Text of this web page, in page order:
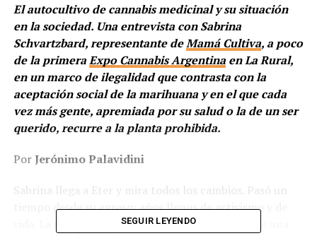
El autocultivo de cannabis medicinal y su situación
en la sociedad. Una entrevista con Sabrina
Schvartzbard, representante deMamá Cultiva, a poco
de la primeraExpo Cannabis Argentinaen La Rural,
en un marco de ilegalidad que contrasta con la
aceptación social de la marihuana y en el que cada
vez más gente, apremiada por su salud o la de un ser
querido, recurre a la planta prohibida.
PorJerónimo Palavidini
Sabrina llega a Eter y mira todos los cambios. Pasó un
tiempo desde su egreso; años llenos de activismo y de
vida. La remera de Mamá Cultiva se le estira sobre una
SEGUIR LEYENDO